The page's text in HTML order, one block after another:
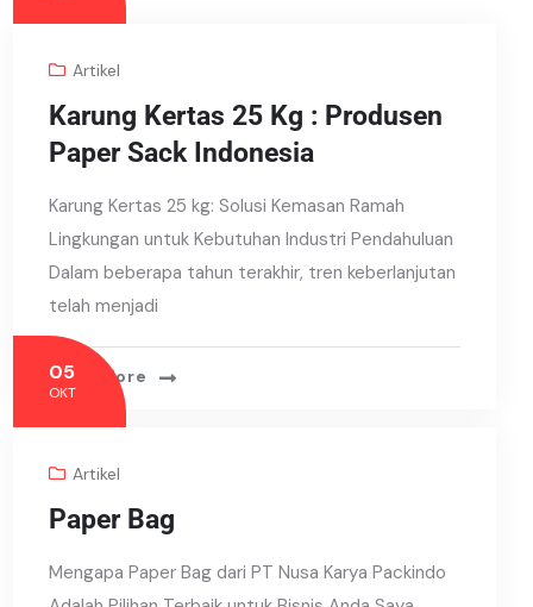
Artikel
Karung Kertas 25 Kg : Produsen
Paper Sack Indonesia
Karung Kertas 25 kg: Solusi Kemasan Ramah
Lingkungan untuk Kebutuhan Industri Pendahuluan
Dalam beberapa tahun terakhir, tren keberlanjutan
telah menjadi
Read More
05
OKT
Artikel
Paper Bag
Mengapa Paper Bag dari PT Nusa Karya Packindo